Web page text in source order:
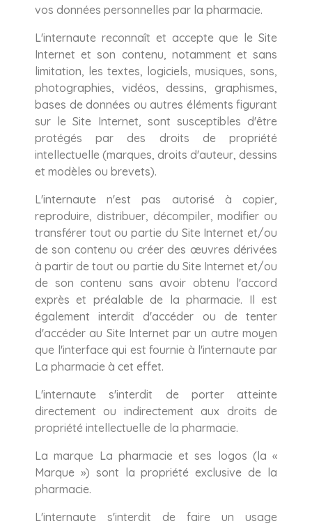
vos données personnelles par la pharmacie.
L'internaute reconnaît et accepte que le Site
Internet et son contenu, notamment et sans
limitation, les textes, logiciels, musiques, sons,
photographies, vidéos, dessins, graphismes,
bases de données ou autres éléments figurant
sur le Site Internet, sont susceptibles d'être
protégés par des droits de propriété
intellectuelle (marques, droits d'auteur, dessins
et modèles ou brevets).
L'internaute n'est pas autorisé à copier,
reproduire, distribuer, décompiler, modifier ou
transférer tout ou partie du Site Internet et/ou
de son contenu ou créer des œuvres dérivées
à partir de tout ou partie du Site Internet et/ou
de son contenu sans avoir obtenu l'accord
exprès et préalable de la pharmacie. Il est
également interdit d'accéder ou de tenter
d'accéder au Site Internet par un autre moyen
que l'interface qui est fournie à l'internaute par
La pharmacie à cet effet.
L'internaute s'interdit de porter atteinte
directement ou indirectement aux droits de
propriété intellectuelle de la pharmacie.
La marque La pharmacie et ses logos (la «
Marque ») sont la propriété exclusive de la
pharmacie.
L'internaute s'interdit de faire un usage